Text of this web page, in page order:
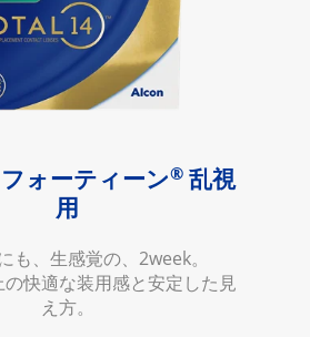
ォーティーン® 乱視
用
も、生感覚の、2week。
の快適な装用感と安定した見
え方。